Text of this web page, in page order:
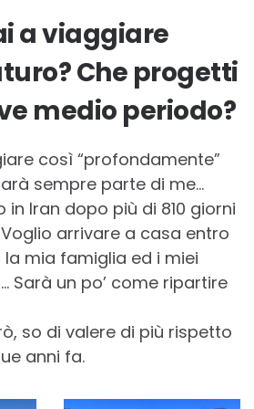
a viaggiare
Che progetti
medio periodo?
così “profondamente”
sempre parte di me…
Iran dopo più di 810 giorni
Voglio arrivare a casa entro
mia famiglia ed i miei
Sarà un po’ come ripartire
so di valere di più rispetto
anni fa.